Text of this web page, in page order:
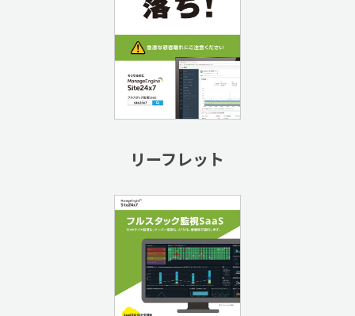
リーフレット